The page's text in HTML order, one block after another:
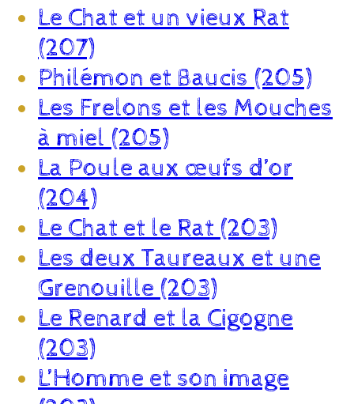
Le Chat et un vieux Rat
(207)
Philémon et Baucis (205)
Les Frelons et les Mouches
à miel (205)
La Poule aux œufs d’or
(204)
Le Chat et le Rat (203)
Les deux Taureaux et une
Grenouille (203)
Le Renard et la Cigogne
(203)
L’Homme et son image